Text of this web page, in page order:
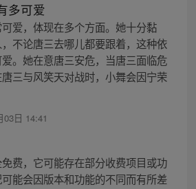
多可爱
爱，体现在多个方面。她十分黏
不论唐三去哪儿都要跟着，这种依
。她在意唐三安危，当唐三面临危
三与风笑天对战时，小舞会因宁荣
03日 14:41
费，它可能存在部分收费项目或功
能会因版本和功能的不同而有所差